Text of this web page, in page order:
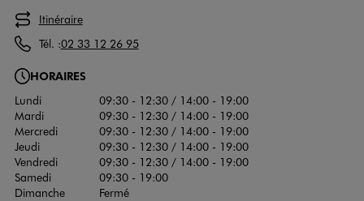
Itinéraire
Tél. :02 33 12 26 95
HORAIRES
Lundi
09:30 - 12:30 / 14:00 - 19:00
Mardi
09:30 - 12:30 / 14:00 - 19:00
Mercredi
09:30 - 12:30 / 14:00 - 19:00
Jeudi
09:30 - 12:30 / 14:00 - 19:00
Vendredi
09:30 - 12:30 / 14:00 - 19:00
Samedi
09:30 - 19:00
Dimanche
Fermé